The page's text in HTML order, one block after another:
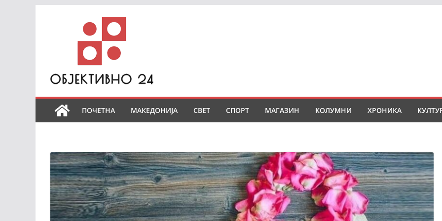
ПОЧЕТНА МАКЕДОНИЈА СВЕТ СПОРТ МАГАЗИН КОЛУМНИ ХРОНИКА